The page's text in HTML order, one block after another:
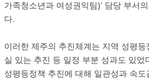
가족청소년과 여성권익팀)’ 담당 부서
다.
이러한 제주의 추진체계는 지역 성평
실 있는 추진 등 일정 부분 성과도 있
성평등정책 추진에 대해 일관성과 속